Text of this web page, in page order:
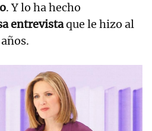
. Y lo ha hecho
entrevistaque le hizo al